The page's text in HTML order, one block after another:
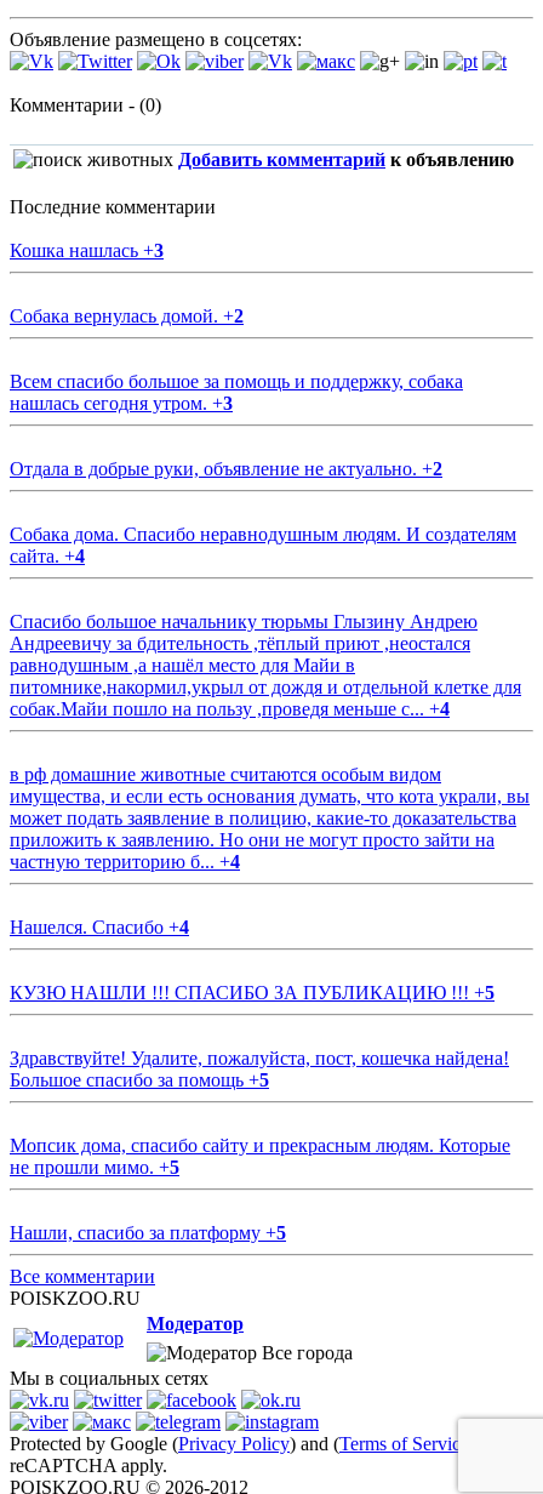
Объявление размещено в соцсетях:
Комментарии - (0)
Добавить комментарий к объявлению
Последние комментарии
Кошка нашлась +3
Собака вернулась домой. +2
Всем спасибо большое за помощь и поддержку, собака
нашлась сегодня утром. +3
Отдала в добрые руки, объявление не актуально. +2
Собака дома. Спасибо неравнодушным людям. И создателям
сайта. +4
Спасибо большое начальнику тюрьмы Глызину Андрею
Андреевичу за бдительность ,тёплый приют ,неостался
равнодушным ,а нашёл место для Майи в
питомнике,накормил,укрыл от дождя и отдельной клетке для
собак.Майи пошло на пользу ,проведя меньше с... +4
в рф домашние животные считаются особым видом
имущества, и если есть основания думать, что кота украли, вы
может подать заявление в полицию, какие-то доказательства
приложить к заявлению. Но они не могут просто зайти на
частную территорию б... +4
Нашелся. Спасибо +4
КУЗЮ НАШЛИ !!! СПАСИБО ЗА ПУБЛИКАЦИЮ !!! +5
Здравствуйте! Удалите, пожалуйста, пост, кошечка найдена!
Большое спасибо за помощь +5
Мопсик дома, спасибо сайту и прекрасным людям. Которые
не прошли мимо. +5
Нашли, спасибо за платформу +5
Все комментарии
POISKZOO.RU
Модератор
Все города
Мы в социальных сетях
Protected by Google (Privacy Policy) and (Terms of Service
reCAPTCHA apply.
POISKZOO.RU © 2026-2012